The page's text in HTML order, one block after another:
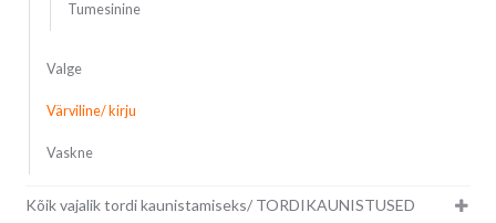
Tumesinine
Valge
Värviline/ kirju
Vaskne
Kõik vajalik tordi kaunistamiseks/ TORDIKAUNISTUSED